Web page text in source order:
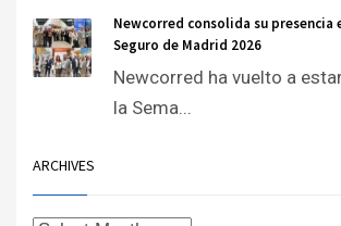
Newcorred consolida su presencia
Seguro de Madrid 2026
Newcorred ha vuelto a
la Sema...
ARCHIVES